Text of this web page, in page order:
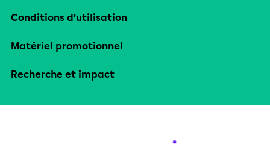
Conditions d’utilisation
Matériel promotionnel
Recherche et impact